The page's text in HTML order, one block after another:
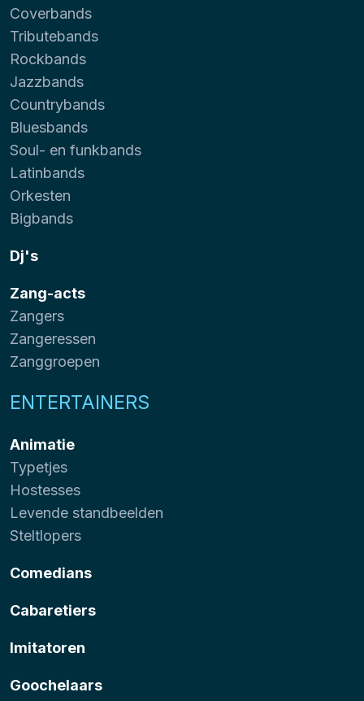
Coverbands
Tributebands
Rockbands
Jazzbands
Countrybands
Bluesbands
Soul- en funkbands
Latinbands
Orkesten
Bigbands
Dj's
Zang-acts
Zangers
Zangeressen
Zanggroepen
ENTERTAINERS
Animatie
Typetjes
Hostesses
Levende standbeelden
Steltlopers
Comedians
Cabaretiers
Imitatoren
Goochelaars